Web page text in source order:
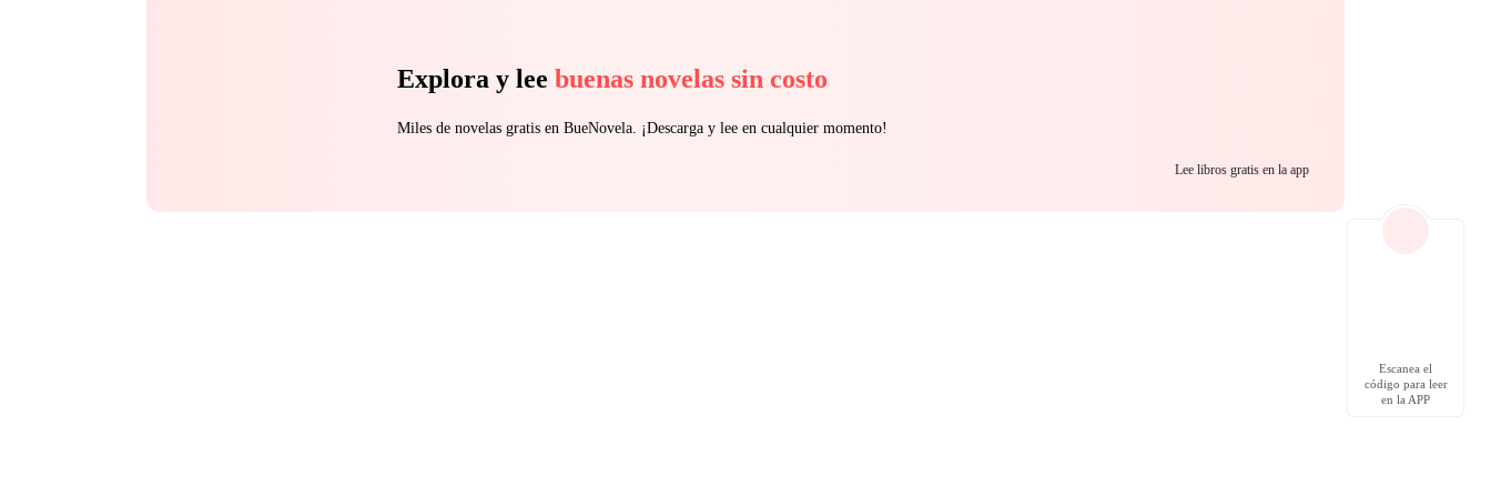
Explora y lee buenas novelas sin costo
Miles de novelas gratis en BueNovela. ¡Descarga y lee en cualquier momento!
Lee libros gratis en la app
Escanea el
código para leer
en la APP